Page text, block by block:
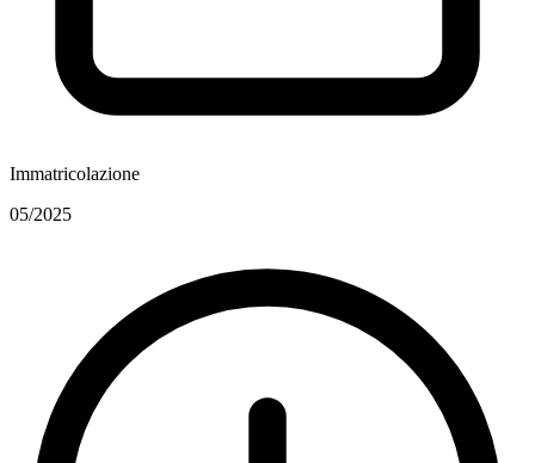
Immatricolazione
05/2025